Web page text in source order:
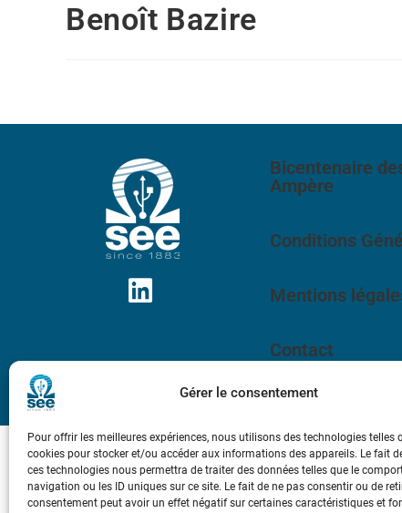
Gérer le consentement
Pour offrir les meilleures expériences, nous utilisons des technologies telles
cookies pour stocker et/ou accéder aux informations des appareils. Le fait
ces technologies nous permettra de traiter des données telles que le
navigation ou les ID uniques sur ce site. Le fait de ne pas consentir ou de
consentement peut avoir un effet négatif sur certaines caractéristiques et
Benoît Bazire
Bicentenaire
Ampère
Conditions
Mentions
Contact